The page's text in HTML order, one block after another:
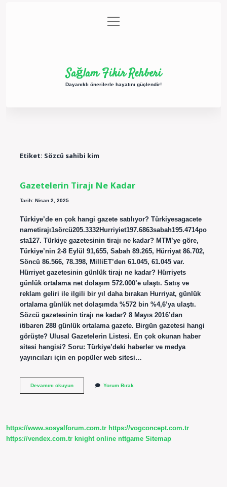
Gizlilik Politikası
menüyü
aç
Sağlam Fikir Rehberi
Dayanıklı önerilerle hayatını güçlendir!
Etiket: Sözcü sahibi kim
Gazetelerin Tirajı Ne Kadar
Tarih: Nisan 2, 2025
Türkiye’de en çok hangi gazete satılıyor? Türkiyesagacete
nametirajı1sörcü205.3332Hurriyiet197.6863sabah195.4714po
sta127. Türkiye gazetesinin tirajı ne kadar? MTM’ye göre,
Türkiye’nin 2-8 Eylül 91,655, Sabah 89.265, Hürriyat 86.702,
Söncü 86.566, 78.398, MilliET’den 61.045, 61.045 var.
Hürriyet gazetesinin günlük tirajı ne kadar? Hürriyets
günlük ortalama net dolaşım 572.000’e ulaştı. Satış ve
reklam geliri ile ilgili bir yıl daha bırakan Hurriyat, günlük
ortalama günlük net dolaşımda %572 bin %4,6’ya ulaştı.
Sözcü gazetesinin tirajı ne kadar? 8 Mayıs 2016’dan
itibaren 288 günlük ortalama gazete. Birgün gazetesi hangi
görüşte? Ulusal Gazetelerin Listesi. En çok okunan haber
sitesi hangisi? Soru: Türkiye’deki haberler ve medya
yayıncıları için en popüler web sitesi…
Devamını okuyunGazetelerin Yorum Bırak
https://www.sosyalforum.com.tr https://vogconcept.com.tr
https://vendex.com.tr knight online nttgame Sitemap